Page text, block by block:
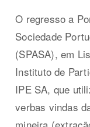
O regresso a
Sociedade
(SPASA), em
Instituto de
IPE SA, que
verbas vindas